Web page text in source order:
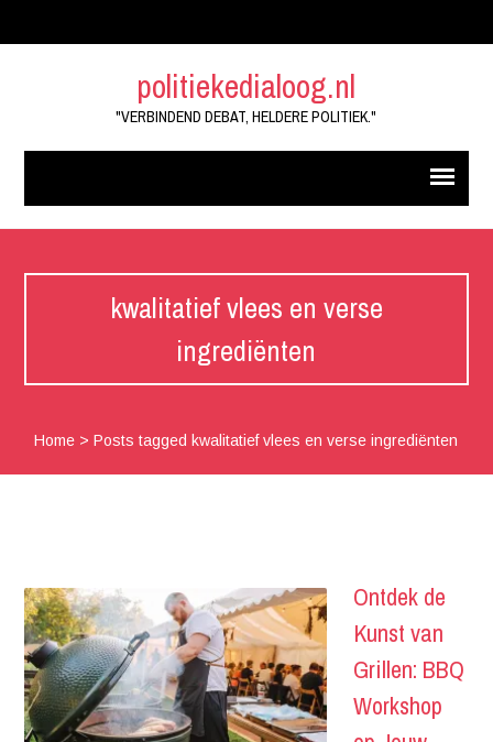
politiekedialoog.nl
"VERBINDEND DEBAT, HELDERE POLITIEK."
kwalitatief vlees en verse
ingrediënten
Home >Posts tagged kwalitatief vlees en verse ingrediënten
Ontdek de
Kunst van
Grillen: BBQ
Workshop